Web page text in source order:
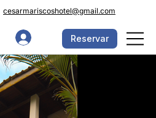
Reservar
cesarmariscoshotel@gmail.com